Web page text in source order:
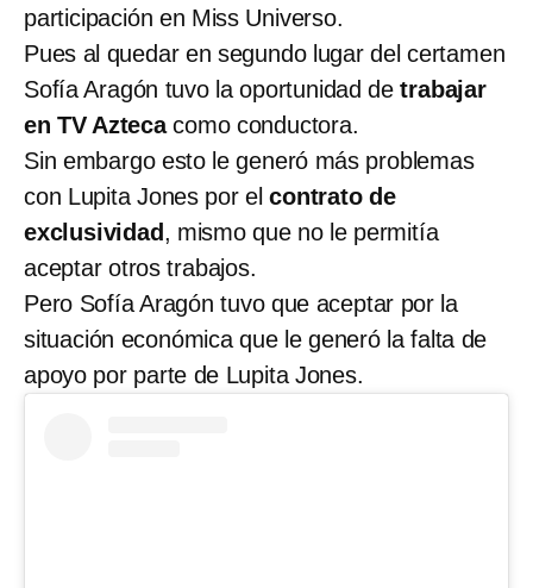
participación en Miss Universo.
Pues al quedar en segundo lugar del certamen
Sofía Aragón tuvo la oportunidad detrabajar
en TV Aztecacomo conductora.
Sin embargo esto le generó más problemas
con Lupita Jones por elcontrato de
exclusividad , mismo que no le permitía
aceptar otros trabajos.
Pero Sofía Aragón tuvo que aceptar por la
situación económica que le generó la falta de
apoyo por parte de Lupita Jones.